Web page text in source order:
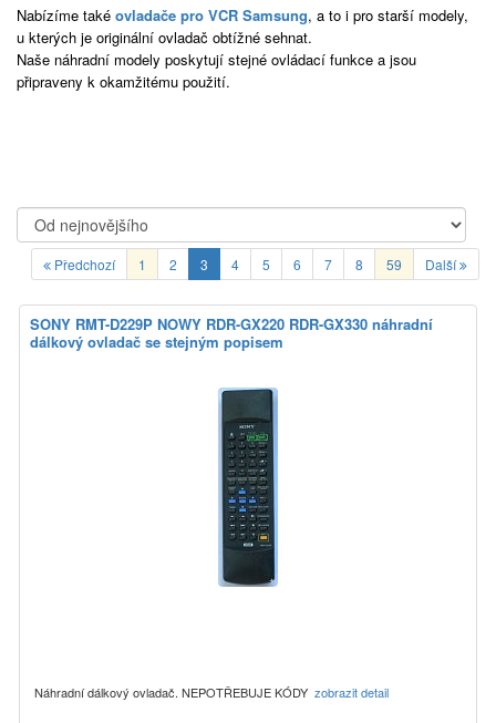
Nabízíme také ovladače pro VCR Samsung, a to i pro starší modely,
u kterých je originální ovladač obtížné sehnat.
Naše náhradní modely poskytují stejné ovládací funkce a jsou
připraveny k okamžitému použití.
Předchozí 1 2 3 4 5 6 7 8 59 Další
SONY RMT-D229P NOWY RDR-GX220 RDR-GX330 náhradní
dálkový ovladač se stejným popisem
Náhradní dálkový ovladač. NEPOTŘEBUJE KÓDY zobrazit detail